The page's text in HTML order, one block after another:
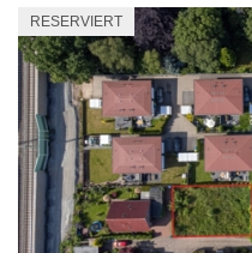
RESERVIERT